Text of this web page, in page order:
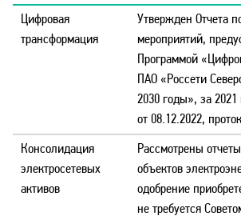
Цифровая
трансформация
Утвержден Отчета
мероприятий,
Программой
ПАО «Россети
2030 годы», за
от 08.12.2022,
Консолидация
электросетевых
активов
Рассмотрены
объектов
одобрение
не требуется